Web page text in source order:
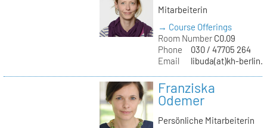
Mitarbeiterin
→ Course Offerings
Room NumberC0.09
Phone
030 / 47705 264
Email
libuda(at)kh-
Franziska
Odemer
Persönliche Mitarbeiterin